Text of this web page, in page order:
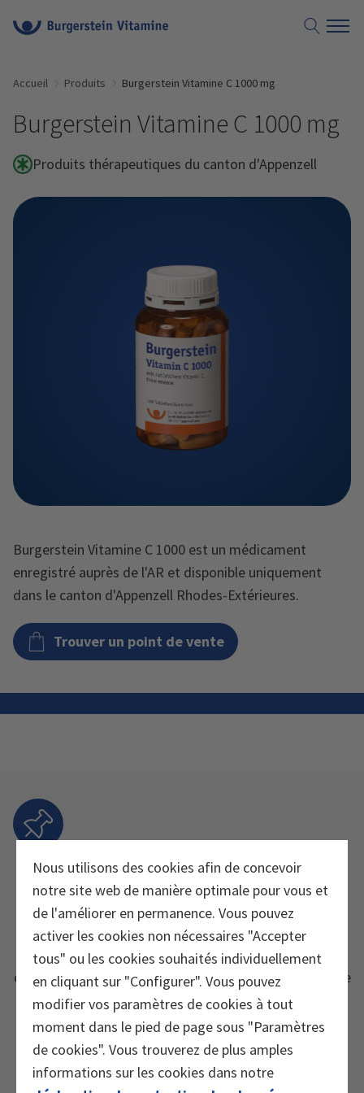
Nous utilisons des cookies afin de concevoir
notre site web de manière optimale pour vous et
de l'améliorer en permanence. Vous pouvez
activer les cookies non nécessaires "Accepter
tous" ou les cookies souhaités individuellement
en cliquant sur "Configurer". Vous pouvez
modifier vos paramètres de cookies à tout
moment dans le pied de page sous "Paramètres
de cookies". Vous trouverez de plus amples
informations sur les cookies dans notre
Accueil Produits Burgerstein Vitamine C 1000 mg
Burgerstein Vitamine C 1000 mg
Produits thérapeutiques du canton d'Appenzell
Burgerstein Vitamine C 1000 est un médicament
enregistré auprès de l'AR et disponible uniquement
dans le canton d'Appenzell Rhodes-Extérieures.
Trouver un point de vente
La gamme Burgerstein compte environ 80 produits à
base de micronutriments et appartenant à différentes
catégories: médicaments, produits thérapeutiques du
canton d’Appenzell et compléments alimentaires
destinés à compléter votre alimentation en fonction de
vos besoins personnels.
Afin de les distinguer, les différentes catégories sont
signalées par les symboles suivants: